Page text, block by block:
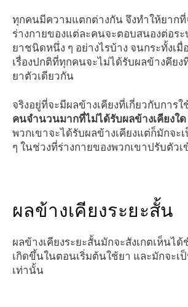
ทุกคนมีความแตกต่างกัน จึงทำให้ยาก
ร่างกายของแต่ละคนจะตอบสนองต่อร
ยาชนิดหนึ่ง ๆ อย่างไรบ้าง จนกระทั้งเมื่
เรื่องปกติที่ทุกคนจะไม่ได้รับผลข้างคึย
ยาตัวเดียวกัน
จริงอยู่ที่จะมีผลข้างเคียงที่เกี่ยวกับการ
คนจำนวนมากที่ไม่ได้รับผลข้างเคียงใด
พวกเขาจะได้รับผลข้างเคียงแต่ก็มักจะ
ๆ ในช่วงที่ร่างกายของพวกเขาปรับตัว
ผลข้างเคียงระยะสั้น
ผลข้างเคียงระยะสั้นมักจะสังเกตเห็นไ
เกิดขึ้นในตอนเริ่มต้นใช้ยา และมักจะเ
เท่านั้น